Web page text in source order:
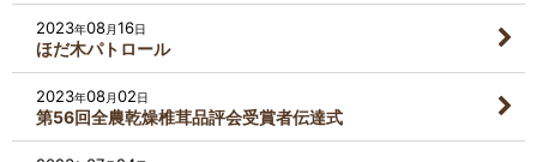
2023年08月16日
ほだ木パトロール
2023年08月02日
第56回全農乾燥椎茸品評会受賞者伝達式